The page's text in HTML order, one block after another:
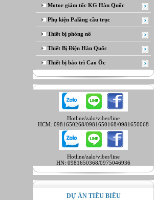
Motor giảm tốc KG Hàn Quốc
Phụ kiện Palăng cầu trục
Thiết bị phòng nổ
Thiết Bị Điện Hàn Quốc
Thiết bị bảo trì Cao Ốc
Hotline/zalo/viber/line
HCM: 0981650268/0981650168/0981650068
Hotline/zalo/viber/line
HN: 0981650368/0975046936
DỰ ÁN TIÊU BIỂU